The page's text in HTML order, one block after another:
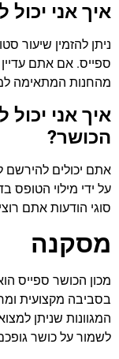
איך אני יכול
ניתן להזמין שיעור
ספייס. אם אתם
מהחנות המתאימה
איך אני
הכושר?
אתם יכולים להירשם
על ידי מילוי
סוגי הודעות אתם
מסקנה
מכון הכושר ספייס
בסביבה מקצועית
המגוונות שניתן
לשמור על כושר